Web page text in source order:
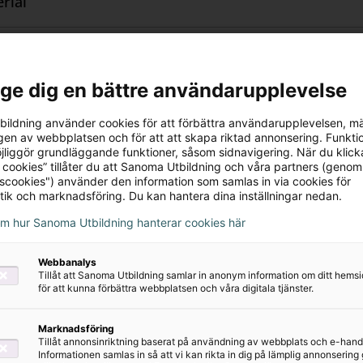
Robin på ridskola är på blå nivå, som har minst
appen Alva kan de tryckta böckerna
inlästa som ljudböcker, och även ett AI-verktyg
eller ändra textstorlek och radavstånd, vilket kan
till mer än 70 språk.
inget att ladda ner och använda Alva, men man
appen. Alva kan användas på smartphones,
med:
dig en bättre användarupplevelse
använder cookies för att förbättra användarupplevelsen,
av webbplatsen och för att att skapa riktad annonsering.
grundläggande funktioner, såsom sidnavigering. När du
cookies” tillåter du att Sanoma Utbildning och våra partners
använder den information som samlas in via cookies för
och marknadsföring. Du kan hantera dina inställningar nedan.
hur Sanoma Utbildning hanterar cookies här
Webbanalys
Tillåt att Sanoma Utbildning samlar in anonym information om ditt
för att kunna förbättra webbplatsen och våra digitala tjänster.
Marknadsföring
Tillåt annonsinriktning baserat på användning av webbplats och e-
Informationen samlas in så att vi kan rikta in dig på lämplig annonsering